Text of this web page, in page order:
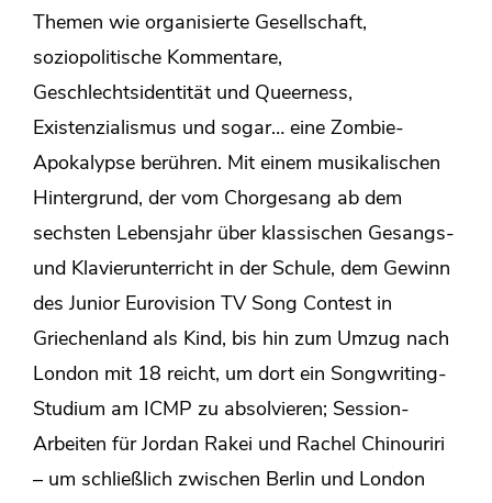
Themen wie organisierte Gesellschaft,
soziopolitische Kommentare,
Geschlechtsidentität und Queerness,
Existenzialismus und sogar… eine Zombie-
Apokalypse berühren. Mit einem musikalischen
Hintergrund, der vom Chorgesang ab dem
sechsten Lebensjahr über klassischen Gesangs-
und Klavierunterricht in der Schule, dem Gewinn
des Junior Eurovision TV Song Contest in
Griechenland als Kind, bis hin zum Umzug nach
London mit 18 reicht, um dort ein Songwriting-
Studium am ICMP zu absolvieren; Session-
Arbeiten für Jordan Rakei und Rachel Chinouriri
– um schließlich zwischen Berlin und London